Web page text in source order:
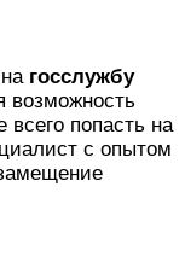
госслужбу
возможность
всего попасть на
с опытом